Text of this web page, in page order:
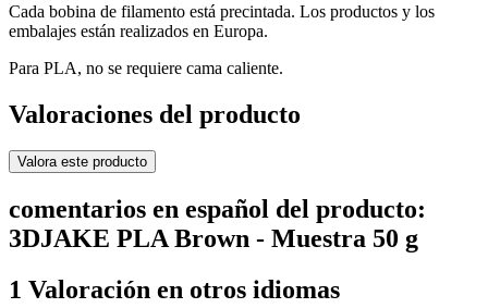
Cada bobina de filamento está precintada. Los productos y los
embalajes están realizados en Europa.
Para PLA, no se requiere cama caliente.
Valoraciones del producto
Valora este producto
comentarios en español del producto:
3DJAKE PLA Brown - Muestra 50 g
1 Valoración en otros idiomas